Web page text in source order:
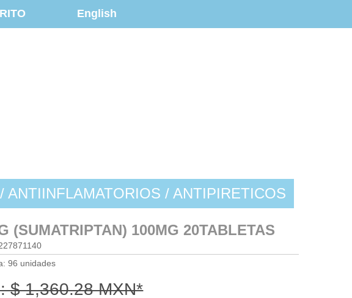
English
/ ANTIPIRETICOS
(SUMATRIPTAN) 100MG 20TABLETAS
96 unidades
$ 1,360.28 MXN*